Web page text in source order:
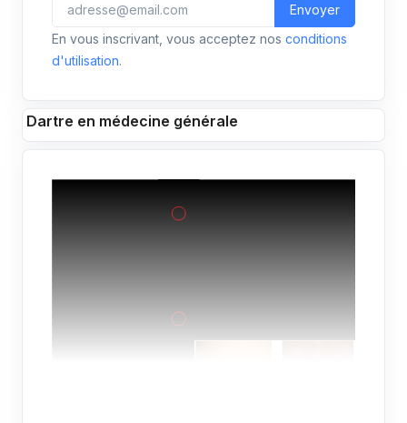
Envoyer
En vous inscrivant, vous acceptez nos conditions
d'utilisation.
Dartre en médecine générale